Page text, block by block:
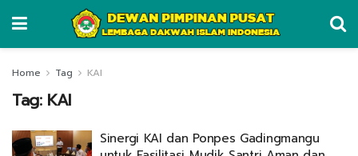
Home Tag KAI
Tag: KAI
Sinergi KAI dan Ponpes Gadingmangu